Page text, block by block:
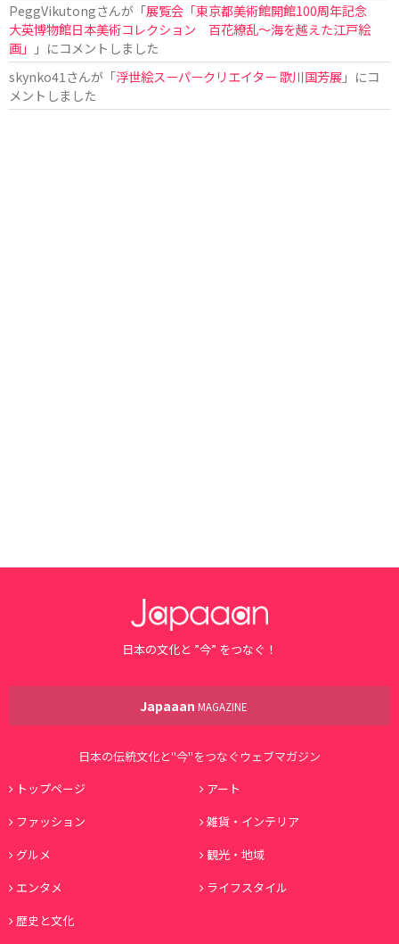
PeggVikutongさんが「展覧会「東京都美術館開館100周年記念
大英博物館日本美術コレクション 百花繚乱〜海を越えた江戸絵
画」
」にコメントしました
skynko41 さんが「浮世絵スーパークリエイター 歌川国芳展 」にコ
メントしました
日本の文化と ”今” をつなぐ！
Japaaan MAGAZINE
日本の伝統文化と"今"をつなぐウェブマガジン
トップページ
アート
ファッション
雑貨・インテリア
グルメ
観光・地域
エンタメ
ライフスタイル
歴史と文化